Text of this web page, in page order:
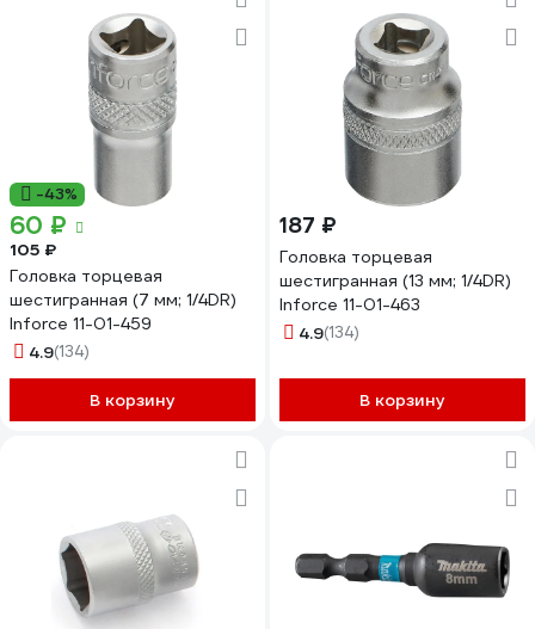
-43%
60 ₽
105 ₽
Головка торцевая
шестигранная (7 мм; 1/4DR)
Inforce 11-01-459
4.9(134)
В корзину
187 ₽
Головка торцевая
шестигранная (13 мм; 1/4DR)
Inforce 11-01-463
4.9(134)
В корзину